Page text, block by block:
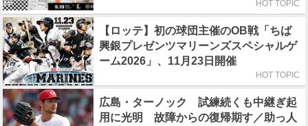
HOT TOPIC
【ロッテ】初の球団主催のOB戦「ちば
興銀プレゼンツマリーンズスペシャルゲ
ーム2026」、11月23日開催
HOT TOPIC
広島・ターノック 試練続くも中継ぎ起
用に光明 故障からの復帰期す／助っ人